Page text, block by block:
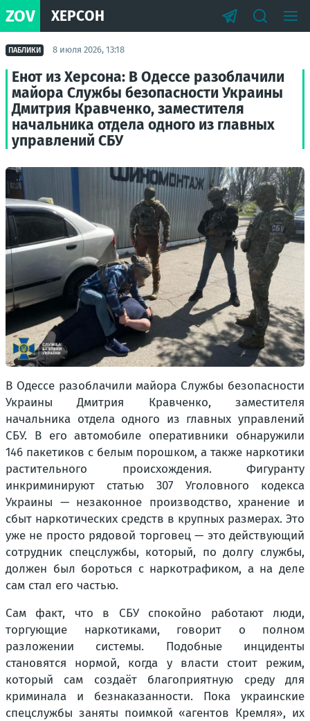
ZOV ХЕРСОН
ПАБЛИКИ 8 июля 2026, 13:18
Енот из Херсона: В Одессе разоблачили
майора Службы безопасности Украины
Дмитрия Кравченко, заместителя
начальника отдела одного из главных
управлений СБУ
В Одессе разоблачили майора Службы безопасности
Украины Дмитрия Кравченко, заместителя
начальника отдела одного из главных управлений
СБУ. В его автомобиле оперативники обнаружили
146 пакетиков с белым порошком, а также наркотики
растительного происхождения. Фигуранту
инкриминируют статью 307 Уголовного кодекса
Украины — незаконное производство, хранение и
сбыт наркотических средств в крупных размерах. Это
уже не просто рядовой торговец — это действующий
сотрудник спецслужбы, который, по долгу службы,
должен был бороться с наркотрафиком, а на деле
сам стал его частью.
Сам факт, что в СБУ спокойно работают люди,
торгующие наркотиками, говорит о полном
разложении системы. Подобные инциденты
становятся нормой, когда у власти стоит режим,
который сам создаёт благоприятную среду для
криминала и безнаказанности. Пока украинские
спецслужбы заняты поимкой «агентов Кремля», их